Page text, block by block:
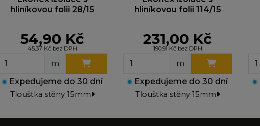
hliníkovou folii 28/15
54,90 Kč
45,37 Kč bez DPH
m
● Expedujeme do 30 dní
Tloušťka stěny 15mm
hliníkovou folii 114/15
231,00 Kč
190,91 Kč bez DPH
m
● Expedujeme do 30 dní
Tloušťka stěny 15mm
●